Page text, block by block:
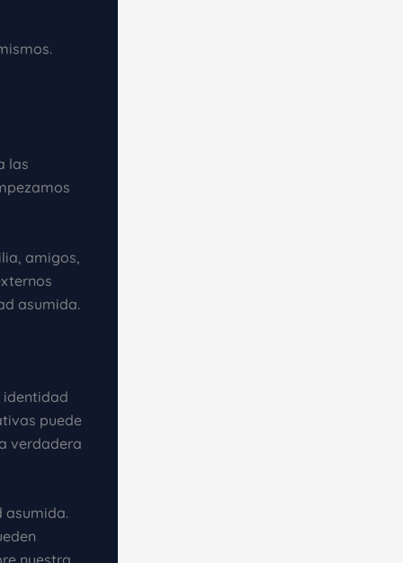
las
amigos,
asumida.
identidad
puede
verdadera
asumida.